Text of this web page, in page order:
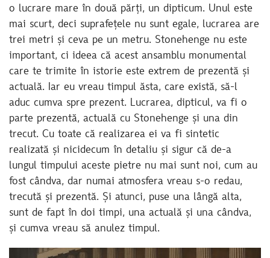
o lucrare mare în două părți, un dipticum. Unul este
mai scurt, deci suprafețele nu sunt egale, lucrarea are
trei metri și ceva pe un metru. Stonehenge nu este
important, ci ideea că acest ansamblu monumental
care te trimite în istorie este extrem de prezentă și
actuală. Iar eu vreau timpul ăsta, care există, să-l
aduc cumva spre prezent. Lucrarea, dipticul, va fi o
parte prezentă, actuală cu Stonehenge și una din
trecut. Cu toate că realizarea ei va fi sintetic
realizată și nicidecum în detaliu și sigur că de-a
lungul timpului aceste pietre nu mai sunt noi, cum au
fost cândva, dar numai atmosfera vreau s-o redau,
trecută și prezentă. Și atunci, puse una lângă alta,
sunt de fapt în doi timpi, una actuală și una cândva,
și cumva vreau să anulez timpul.